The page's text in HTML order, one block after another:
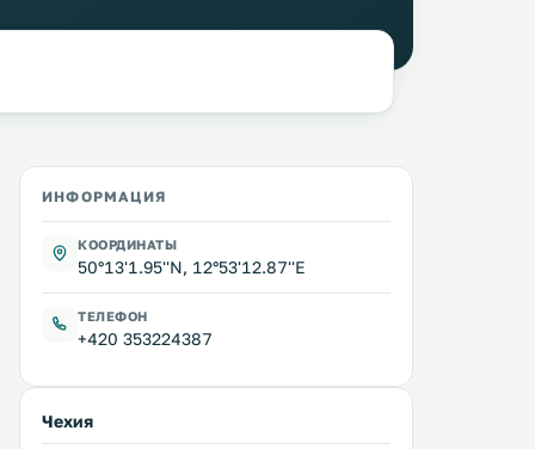
ИНФОРМАЦИЯ
КООРДИНАТЫ
50°13'1.95''N, 12°53'12.87''E
ТЕЛЕФОН
+420 353224387
Чехия